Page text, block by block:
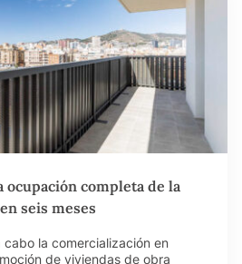
ocupación completa de la
seis meses
cabo la comercialización en
de viviendas de obra